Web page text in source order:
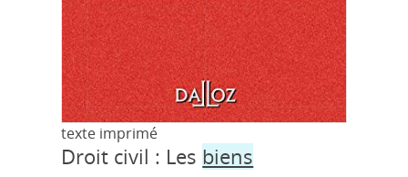
texte imprimé
Droit civil : Les biens